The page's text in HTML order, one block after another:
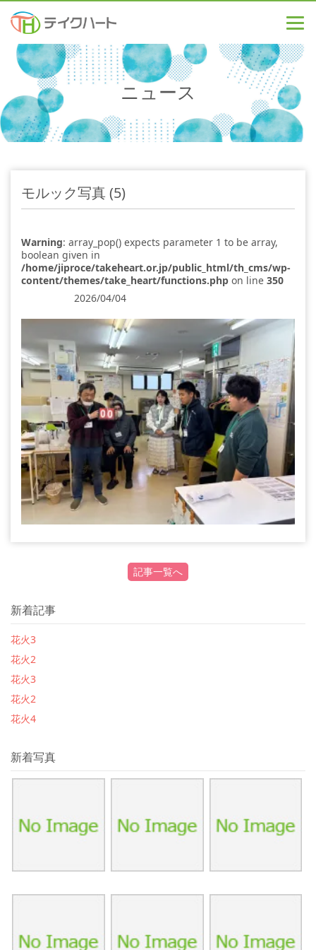
ニュース
モルック写真 (5)
Warning: array_pop() expects parameter 1 to be array,
boolean given in
/home/jiproce/takeheart.or.jp/public_html/th_cms/wp-
content/themes/take_heart/functions.php on line 350
2026/04/04
記事一覧へ
新着記事
花火3
花火2
花火3
花火2
花火4
新着写真